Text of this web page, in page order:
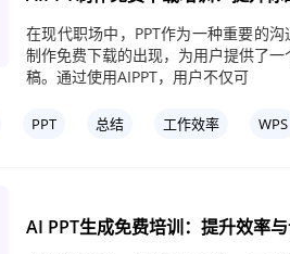
在现代职场中，PPT作为一种重要的
制作免费下载的出现，为用户提供了
稿。通过使用AIPPT，用户不仅可
PPT 总结 工作效率 WPS
AI PPT生成免费培训：提升效率